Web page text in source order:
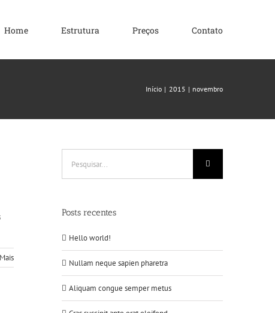
Home Estrutura Preços Contato
Início 2015 novembro
resultados
para:
Posts recentes
Hello world!
Nullam neque sapien pharetra
Aliquam congue semper metus